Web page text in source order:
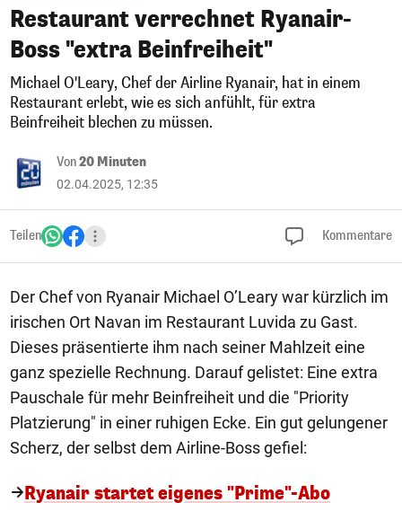
Restaurant verrechnet Ryanair-
Boss "extra Beinfreiheit"
Michael O'Leary, Chef der Airline Ryanair, hat in einem
Restaurant erlebt, wie es sich anfühlt, für extra
Beinfreiheit blechen zu müssen.
Von20 Minuten
02.04.2025, 12:35
Teilen Kommentare
Der Chef von Ryanair Michael O’Leary war kürzlich im
irischen Ort Navan im Restaurant Luvida zu Gast.
Dieses präsentierte ihm nach seiner Mahlzeit eine
ganz spezielle Rechnung. Darauf gelistet: Eine extra
Pauschale für mehr Beinfreiheit und die "Priority
Platzierung" in einer ruhigen Ecke. Ein gut gelungener
Scherz, der selbst dem Airline-Boss gefiel:
Ryanair startet eigenes "Prime"-Abo